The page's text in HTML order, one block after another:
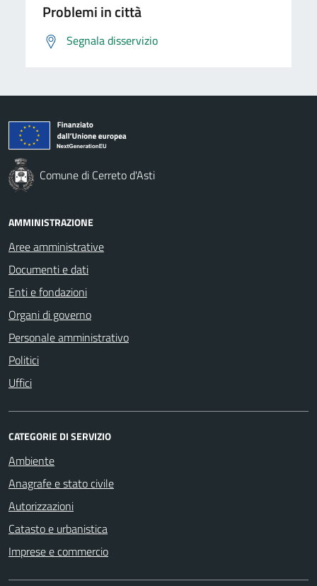
Problemi in città
Segnala disservizio
Comune di Cerreto d'Asti
AMMINISTRAZIONE
Aree amministrative
Documenti e dati
Enti e fondazioni
Organi di governo
Personale amministrativo
Politici
Uffici
CATEGORIE DI SERVIZIO
Ambiente
Anagrafe e stato civile
Autorizzazioni
Catasto e urbanistica
Imprese e commercio